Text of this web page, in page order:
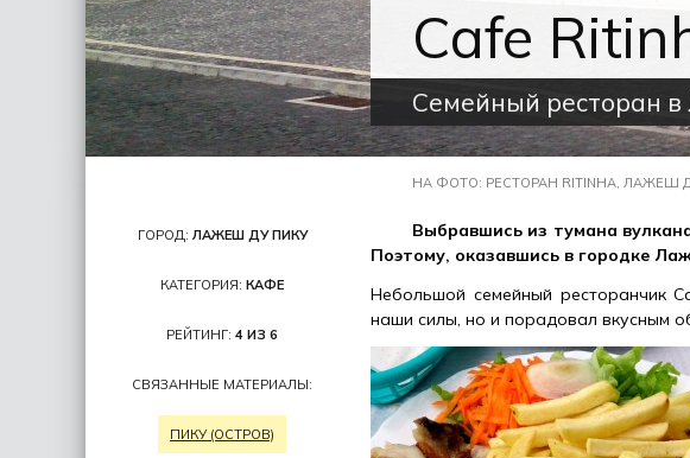
Cafe
Семейный ресторан
НА ФОТО: РЕСТОРАН RITINHA, ЛАЖЕШ
ГОРОД: ЛАЖЕШ ДУ ПИКУ
КАТЕГОРИЯ: КАФЕ
РЕЙТИНГ: 4 ИЗ 6
СВЯЗАННЫЕ МАТЕРИАЛЫ:
ПИКУ (ОСТРОВ)
Выбравшись из тумана
Поэтому, оказавшись в городке
Небольшой семейный ресторанчик
наши силы, но и порадовал вкусным